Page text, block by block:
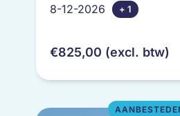
8-12-2026 + 1
€825,00 (excl. btw)
variaties.
kan
op